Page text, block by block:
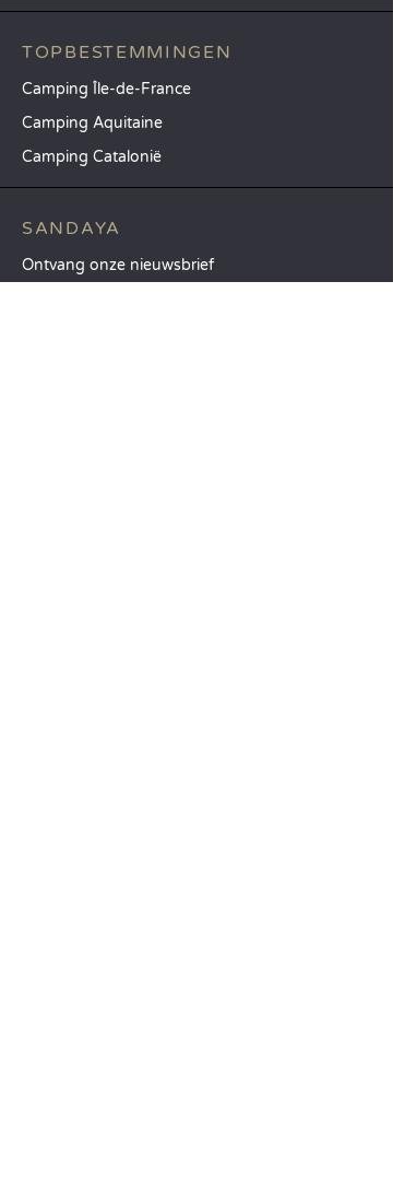
TOPBESTEMMINGEN
Camping Île-de-France
Camping Aquitaine
Camping Catalonië
SANDAYA
Ontvang onze nieuwsbrief